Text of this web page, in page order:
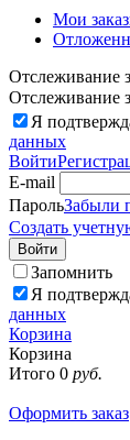
Мои
Отслеживание
Отслеживание
Я
данных
Войти
E-mail
ПарольЗабыли
Создать
Войти
Запомнить
Я
данных
Корзина
Корзина
Итого 0 руб.
Оформить заказ